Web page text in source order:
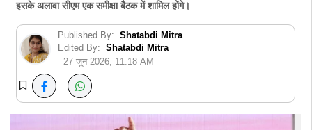
इसके अलावा सीएम एक समीक्षा बैठक में शामिल होंगे।
Published By: Shatabdi Mitra
Edited By: Shatabdi Mitra
27 जून 2026, 11:18 AM